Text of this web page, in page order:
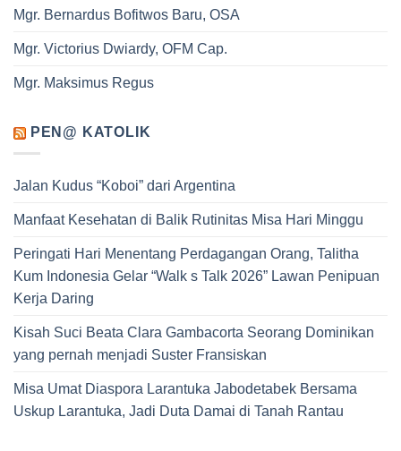
Mgr. Bernardus Bofitwos Baru, OSA
Mgr. Victorius Dwiardy, OFM Cap.
Mgr. Maksimus Regus
PEN@ KATOLIK
Jalan Kudus “Koboi” dari Argentina
Manfaat Kesehatan di Balik Rutinitas Misa Hari Minggu
Peringati Hari Menentang Perdagangan Orang, Talitha
Kum Indonesia Gelar “Walk s Talk 2026” Lawan Penipuan
Kerja Daring
Kisah Suci Beata Clara Gambacorta Seorang Dominikan
yang pernah menjadi Suster Fransiskan
Misa Umat Diaspora Larantuka Jabodetabek Bersama
Uskup Larantuka, Jadi Duta Damai di Tanah Rantau